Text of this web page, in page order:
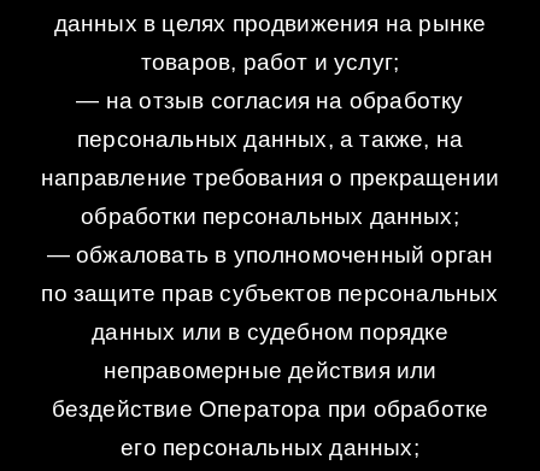
данных в целях продвижения на рынке
товаров, работ и услуг;
— на отзыв согласия на обработку
персональных данных, а также, на
направление требования о прекращении
обработки персональных данных;
— обжаловать в уполномоченный орган
по защите прав субъектов персональных
данных или в судебном порядке
неправомерные действия или
бездействие Оператора при обработке
его персональных данных;